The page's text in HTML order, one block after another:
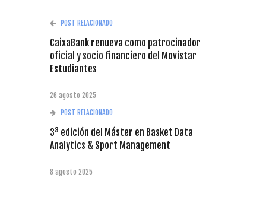
POST RELACIONADO
CaixaBank renueva como patrocinador
oficial y socio financiero del Movistar
Estudiantes
26 agosto 2025
POST RELACIONADO
3ª edición del Máster en Basket Data
Analytics & Sport Management
8 agosto 2025